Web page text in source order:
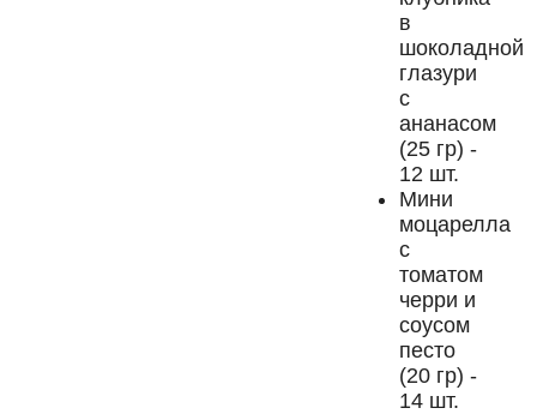
в
шоколадной
глазури
с
ананасом
(25 гр) -
12 шт.
Мини
моцарелла
с
томатом
черри и
соусом
песто
(20 гр) -
14 шт.